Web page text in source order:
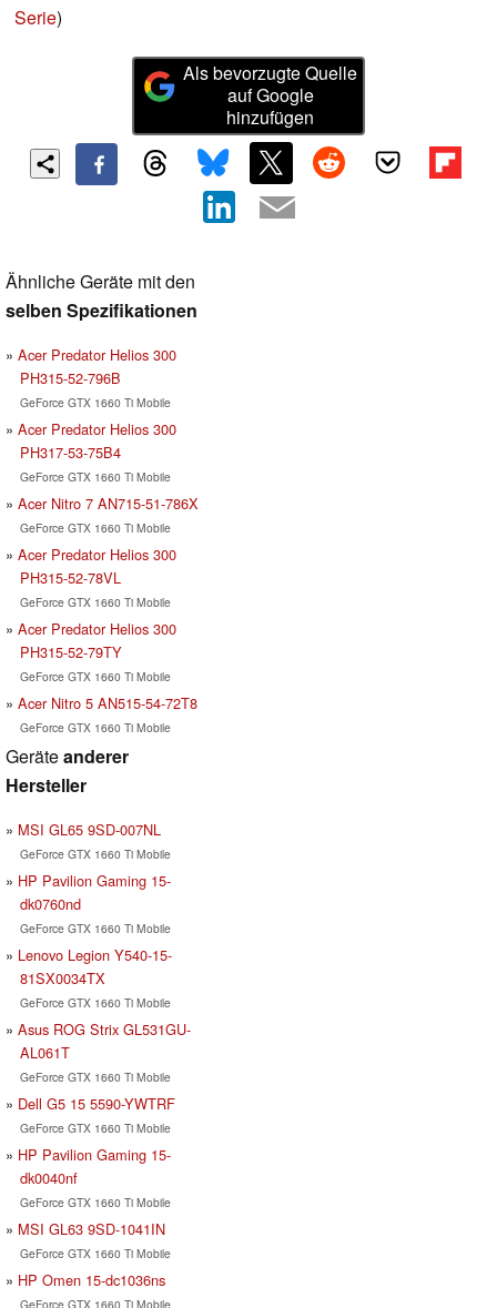
Serie)
Als bevorzugte Quelle
auf Google
hinzufügen
Ähnliche Geräte mit den
selben Spezifikationen
Acer Predator Helios 300
PH315-52-796B
GeForce GTX 1660 Ti Mobile
Acer Predator Helios 300
PH317-53-75B4
GeForce GTX 1660 Ti Mobile
Acer Nitro 7 AN715-51-786X
GeForce GTX 1660 Ti Mobile
Acer Predator Helios 300
PH315-52-78VL
GeForce GTX 1660 Ti Mobile
Acer Predator Helios 300
PH315-52-79TY
GeForce GTX 1660 Ti Mobile
Acer Nitro 5 AN515-54-72T8
GeForce GTX 1660 Ti Mobile
Geräteanderer
Hersteller
MSI GL65 9SD-007NL
GeForce GTX 1660 Ti Mobile
HP Pavilion Gaming 15-
dk0760nd
GeForce GTX 1660 Ti Mobile
Lenovo Legion Y540-15-
81SX0034TX
GeForce GTX 1660 Ti Mobile
Asus ROG Strix GL531GU-
AL061T
GeForce GTX 1660 Ti Mobile
Dell G5 15 5590-YWTRF
GeForce GTX 1660 Ti Mobile
HP Pavilion Gaming 15-
dk0040nf
GeForce GTX 1660 Ti Mobile
MSI GL63 9SD-1041IN
GeForce GTX 1660 Ti Mobile
HP Omen 15-dc1036ns
GeForce GTX 1660 Ti Mobile